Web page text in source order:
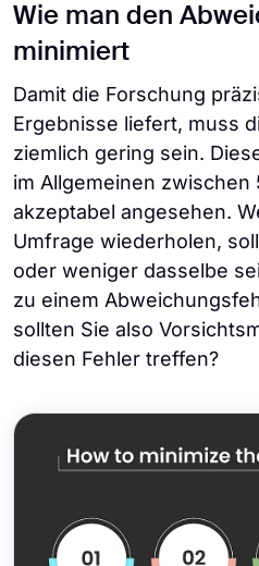
Wie man den
minimiert
Damit die Forschung
Ergebnisse liefert, muss
ziemlich gering sein.
im Allgemeinen zwischen
akzeptabel angesehen.
Umfrage wiederholen,
oder weniger dasselbe
zu einem
sollten Sie also
diesen Fehler treffen?